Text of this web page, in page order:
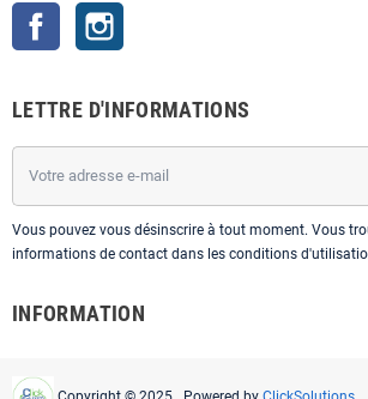
Facebook
LETTRE D'INFORMATIONS
Vous pouvez vous désinscrire à tout moment. Vous
informations de contact dans les conditions
INFORMATION